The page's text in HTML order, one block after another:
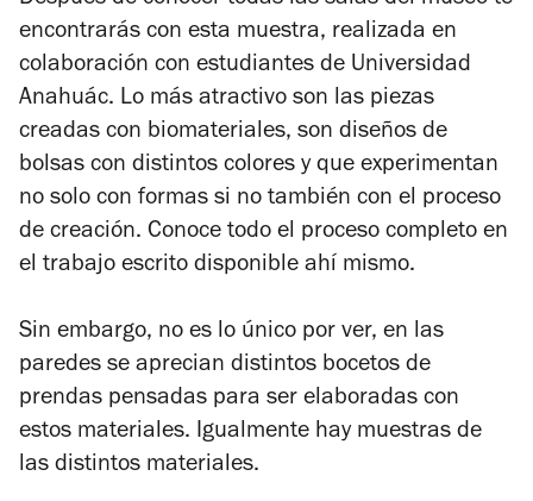
encontrarás con esta muestra, realizada en
colaboración con estudiantes de Universidad
Anahuác. Lo más atractivo son las piezas
creadas con biomateriales, son diseños de
bolsas con distintos colores y que experimentan
no solo con formas si no también con el proceso
de creación. Conoce todo el proceso completo en
el trabajo escrito disponible ahí mismo.
Sin embargo, no es lo único por ver, en las
paredes se aprecian distintos bocetos de
prendas pensadas para ser elaboradas con
estos materiales. Igualmente hay muestras de
las distintos materiales.